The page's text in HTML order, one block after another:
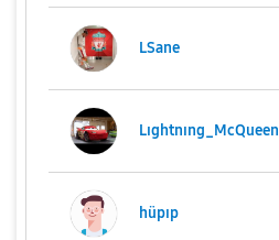
LSane
Lıghtnıng_McQueen
hüpıp